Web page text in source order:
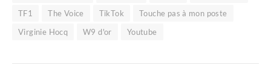
TF1
The Voice TikTok
Touche pas à mon poste
Virginie Hocq
W9 d'or Youtube